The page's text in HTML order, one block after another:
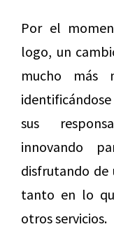
Por el
logo, un
mucho más
sus
innovando
disfrutando de
tanto en lo
otros servicios.